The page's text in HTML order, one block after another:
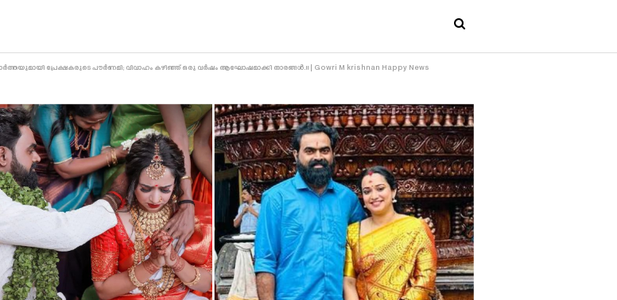
പ്രേക്ഷകരുടെ പൗർണമി; വിവാഹം കഴിഞ്ഞ് ഒരു വർഷം ആഘോഷമാക്കി താരങ്ങൾ.!! | Gowri M krishnan Happy News